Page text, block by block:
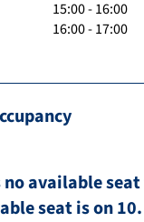
15:00 - 16:00
16:00 - 17:00
no available
seat is on